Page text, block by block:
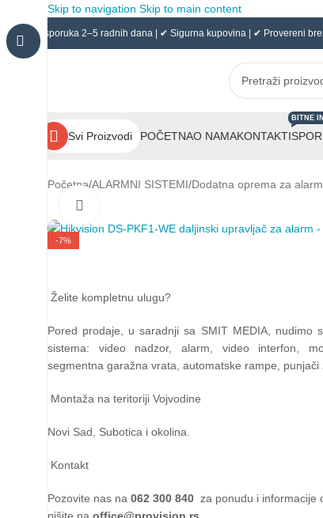
Skip to navigation Skip to main content
✔ Isporuka 2–5 radnih dana | ✔ Sigurna kupovina | ✔ Provereni
Svi Proizvodi POČETNAO NAMAKONTAKT
BITNE
Početna/ALARMNI SISTEMI/Dodatna oprema za
-7%
Želite kompletnu ulugu?
Pored prodaje, u saradnji sa SMIT MEDIA, nudimo
sistema: video nadzor, alarm, video interfon,
segmentna garažna vrata, automatske rampe, punjači
Montaža na teritoriji Vojvodine
Novi Sad, Subotica i okolina.
Kontakt
Pozovite nas na 062 300 840 za ponudu i informacije
pišite na office@provision.rs